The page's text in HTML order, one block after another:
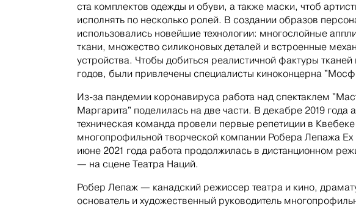
ста комплектов одежды и обуви, а также маски, чтоб
исполнять по несколько ролей. В создании образов
использовались новейшие технологии: многослойные
ткани, множество силиконовых деталей и встроенные
устройства. Чтобы добиться реалистичной фактуры тканей
годов, были привлечены специалисты киноконцерна
Из-за пандемии коронавируса работа над спектаклем
Маргарита" поделилась на две части. В декабре 2019 года
техническая команда провели первые репетиции в
многопрофильной творческой компании Робера Лепажа Ex
июне 2021 года работа продолжилась в дистанционном
— на сцене Театра Наций.
Робер Лепаж — канадский режиссер театра и кино,
основатель и художественный руководитель